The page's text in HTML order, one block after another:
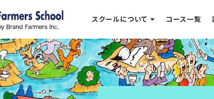
スクールについて コース一覧